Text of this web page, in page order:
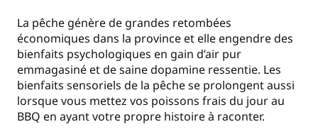
La pêche génère de grandes retombées
économiques dans la province et elle engendre des
bienfaits psychologiques en gain d’air pur
emmagasiné et de saine dopamine ressentie. Les
bienfaits sensoriels de la pêche se prolongent aussi
lorsque vous mettez vos poissons frais du jour au
BBQ en ayant votre propre histoire à raconter.